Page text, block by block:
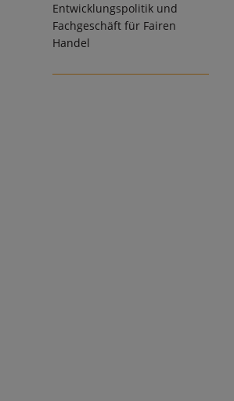
Entwicklungspolitik und
Fachgeschäft für Fairen
Handel